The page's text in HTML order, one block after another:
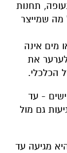
תחנות
מה שמייצר
מים אינה
את
הכלכלי.
- עד
גם מול
מגיעה עד